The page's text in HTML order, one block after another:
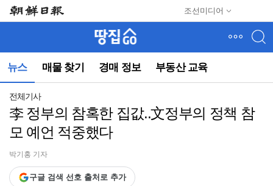
조선미디어
뉴스 매물 찾기 경매 정보 부동산 교육
뉴
(컨
전체기사
李 정부의 참혹한 집값..文정부의 정책 참
모 예언 적중했다
박기홍 기자
구글 검색 선호 출처로 추가